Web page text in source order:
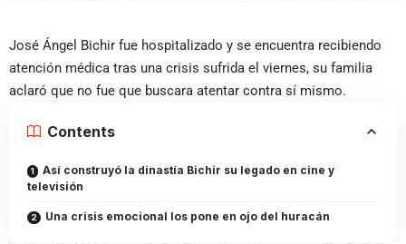
José Ángel Bichir fue hospitalizado y se encuentra recibiendo
atención médica tras una crisis sufrida el viernes, su familia
aclaró que no fue que buscara atentar contra sí mismo.
Contents
Así construyó la dinastía Bichir su legado en cine y
televisión
Una crisis emocional los pone en ojo del huracán